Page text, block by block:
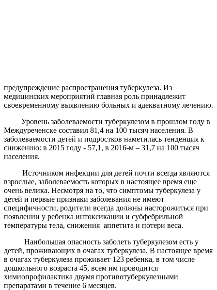
предупреждение распространения туберкулеза. Из
медицинских мероприятий главная роль принадлежит
своевременному выявлению больных и адекватному лечению.
Уровень заболеваемости туберкулезом в прошлом году в
Междуреченске составил 81,4 на 100 тысяч населения. В
заболеваемости детей и подростков наметилась тенденция к
снижению: в 2015 году - 57,1, в 2016-м – 31,7 на 100 тысяч
населения.
Источником инфекции для детей почти всегда являются
взрослые, заболеваемость которых в настоящее время еще
очень велика. Несмотря на то, что симптомы туберкулеза у
детей и первые признаки заболевания не имеют
специфичности, родители всегда должны насторожиться при
появлении у ребенка интоксикации и субфебрильной
температуры тела, снижения аппетита и потери веса.
Наибольшая опасность заболеть туберкулезом есть у
детей, проживающих в очагах туберкулеза. В настоящее время
в очагах туберкулеза проживает 123 ребенка, в том числе
дошкольного возраста 45, всем им проводится
химиопрофилактика двумя противотуберкулезными
препаратами в течение 6 месяцев.